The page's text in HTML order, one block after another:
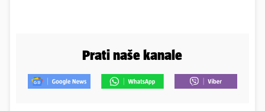
Prati naše kanale